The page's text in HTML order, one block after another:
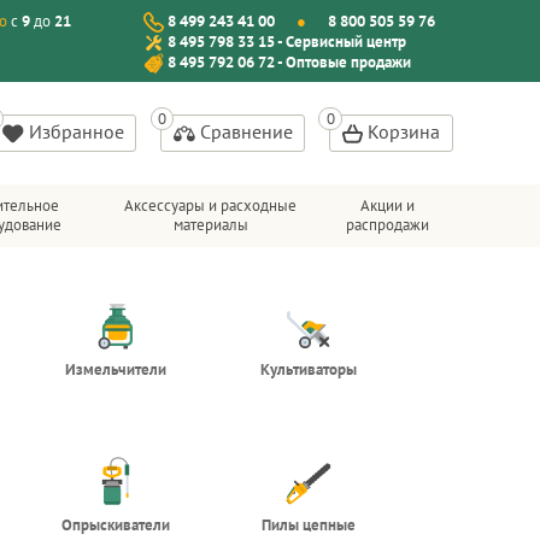
с9до 21 8 499 243 41 00
8 800 505 59 76
8 495 798 33 15 - Сервисный центр
8 495 792 06 72 - Оптовые продажи
Избранное Сравнение Корзина
Аксессуары и расходные
материалы
Акции и
распродажи
Измельчители Культиваторы
Опрыскиватели Пилы цепные